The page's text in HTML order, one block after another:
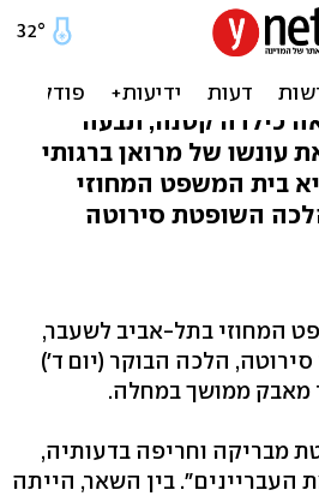
העבריינים",
סירוטה
כילדה קטנה, תבעה
עונשו של מרואן ברגותי
בית המשפט המחוזי
השופטת סירוטה
המחוזי בתל-אביב לשעבר,
הלכה הבוקר (יום ד')
מבריקה וחריפה בדעותיה,
העבריינים". בין השאר, הייתה